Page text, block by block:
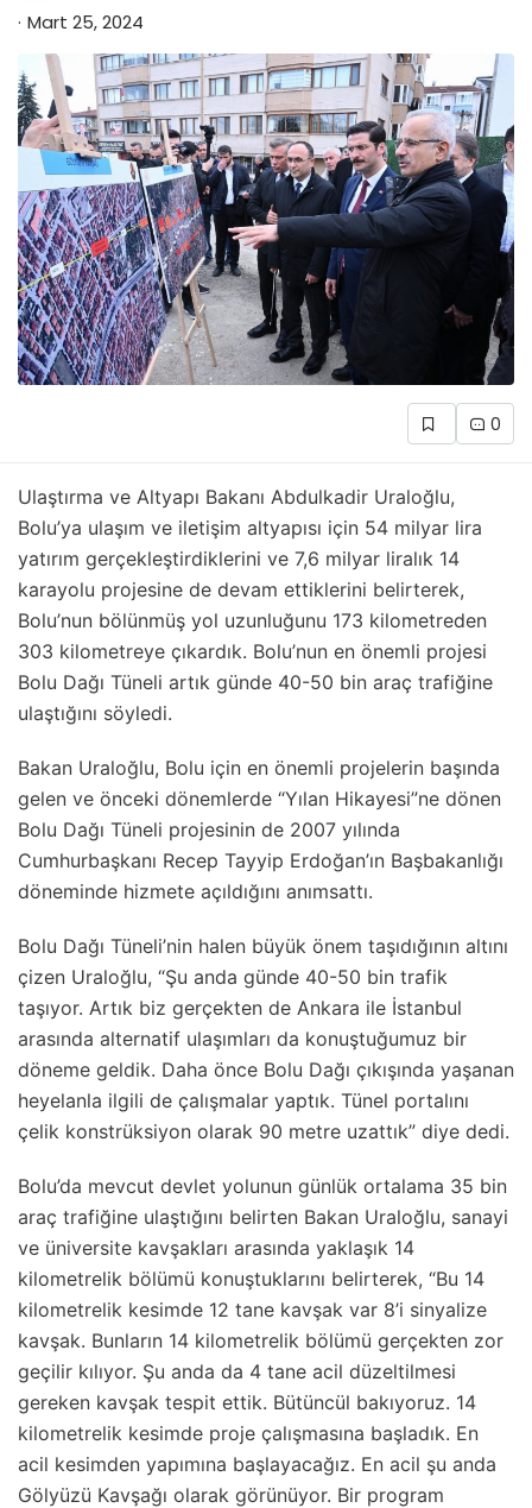
Mart 25, 2024
0
Ulaştırma ve Altyapı Bakanı Abdulkadir Uraloğlu,
Bolu’ya ulaşım ve iletişim altyapısı için 54 milyar lira
yatırım gerçekleştirdiklerini ve 7,6 milyar liralık 14
karayolu projesine de devam ettiklerini belirterek,
Bolu’nun bölünmüş yol uzunluğunu 173 kilometreden
303 kilometreye çıkardık. Bolu’nun en önemli projesi
Bolu Dağı Tüneli artık günde 40-50 bin araç trafiğine
ulaştığını söyledi.
Bakan Uraloğlu, Bolu için en önemli projelerin başında
gelen ve önceki dönemlerde “Yılan Hikayesi”ne dönen
Bolu Dağı Tüneli projesinin de 2007 yılında
Cumhurbaşkanı Recep Tayyip Erdoğan’ın Başbakanlığı
döneminde hizmete açıldığını anımsattı.
Bolu Dağı Tüneli’nin halen büyük önem taşıdığının altını
çizen Uraloğlu, “Şu anda günde 40-50 bin trafik
taşıyor. Artık biz gerçekten de Ankara ile İstanbul
arasında alternatif ulaşımları da konuştuğumuz bir
döneme geldik. Daha önce Bolu Dağı çıkışında yaşanan
heyelanla ilgili de çalışmalar yaptık. Tünel portalını
çelik konstrüksiyon olarak 90 metre uzattık” diye dedi.
Bolu’da mevcut devlet yolunun günlük ortalama 35 bin
araç trafiğine ulaştığını belirten Bakan Uraloğlu, sanayi
ve üniversite kavşakları arasında yaklaşık 14
kilometrelik bölümü konuştuklarını belirterek, “Bu 14
kilometrelik kesimde 12 tane kavşak var 8’i sinyalize
kavşak. Bunların 14 kilometrelik bölümü gerçekten zor
geçilir kılıyor. Şu anda da 4 tane acil düzeltilmesi
gereken kavşak tespit ettik. Bütüncül bakıyoruz. 14
kilometrelik kesimde proje çalışmasına başladık. En
acil kesimden yapımına başlayacağız. En acil şu anda
Gölyüzü Kavşağı olarak görünüyor. Bir program